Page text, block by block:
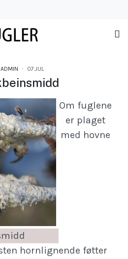
ADMIN 07.JUL
Om fuglene
er plaget
med hovne
hornlignende føtter